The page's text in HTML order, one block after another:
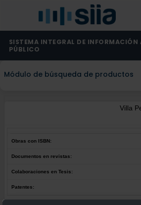
SISTEMA INTEGRAL DE
PÚBLICO
Módulo de búsqueda de productos
Villa
Obras con ISBN:
Documentos en revistas:
Colaboraciones en Tesis:
Patentes: